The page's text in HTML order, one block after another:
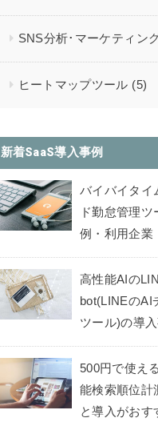
SNS分析･マーケティン
ヒートマップツール (5)
新着SaaS導入事例
バイバイタイ
ド勤怠管理
例・利用企業
高性能AIの
bot(LINEのAI
ツール)の導
500円で使え
能検索順位計
と導入がおす